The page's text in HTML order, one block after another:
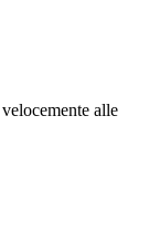
alle